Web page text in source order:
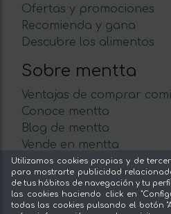
Ofertas y promociones
Recomienda y gana
Descubre los alimentos
Sobre mentta
Ventajas de comprar
Conoce mentta
Blog de mentta
Vende en mentta
Fidelización
Preguntas frecuentes
Legal
Utilizamos cookies propias y de
para mostrarte publicidad
de tus hábitos de navegación y tu
las cookies haciendo click en
todas las cookies pulsando el botón